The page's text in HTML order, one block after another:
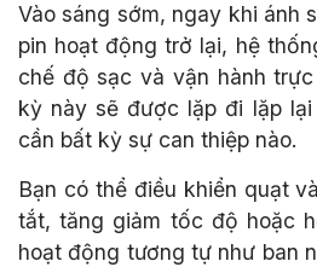
Vào sáng sớm, ngay khi ánh
pin hoạt động trở lại, hệ
chế độ sạc và vận hành
kỳ này sẽ được lặp đi lặp
cần bất kỳ sự can thiệp nào.
Bạn có thể điều khiển quạt
tắt, tăng giảm tốc độ hoặc
hoạt động tương tự như ban